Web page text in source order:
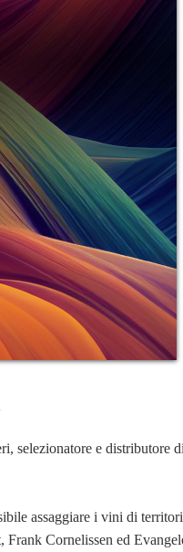
selezionatore e distributore
assaggiare i vini di
Cornelissen ed